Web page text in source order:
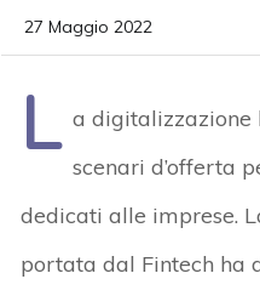
27 Maggio 2022
L a digitalizzazione
scenari d’offerta
dedicati alle imprese.
portata dal Fintech ha